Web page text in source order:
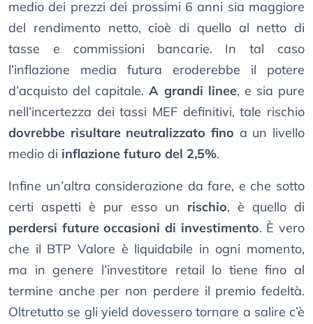
medio dei prezzi dei prossimi 6 anni sia maggiore
del rendimento netto, cioè di quello al netto di
tasse e commissioni bancarie. In tal caso
l’inflazione media futura eroderebbe il potere
d’acquisto del capitale.A grandi linee, e sia pure
nell’incertezza dei tassi MEF definitivi, tale rischio
dovrebbe risultare neutralizzato fino a un livello
medio di inflazione futuro del 2,5%.
Infine un’altra considerazione da fare, e che sotto
certi aspetti è pur esso un rischio, è quello di
perdersi future occasioni di investimento. È vero
che il BTP Valore è liquidabile in ogni momento,
ma in genere l’investitore retail lo tiene fino al
termine anche per non perdere il premio fedeltà.
Oltretutto se gli yield dovessero tornare a salire c’è